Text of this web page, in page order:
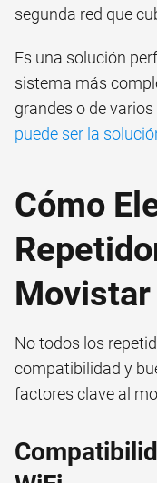
segunda red que
Es una solución
sistema más
grandes o de varios
puede ser la
Cómo
No todos los
compatibilidad y
factores clave al